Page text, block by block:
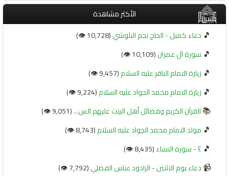
الأكثر مشاهدة
🎵 دعاء كميل - الحاج نجم البلوشي(10,728 👁️)
🎵 سورة آل عمران(10,109 👁️)
🎵 زيارة الامام الباقر عليه السلام(9,457 👁️)
🎵 زيارة الامام محمد الجواد عليه السلام(9,224 👁️)
📚القرآن الكريم وفضائل أهل البيت عليهم الس...(9,051 👁️)
🎵 مولد الامام محمد الجواد عليه السلام(8,743 👁️)
🎵 ٤ - سورة النساء (8,435 👁️)
📹دعاء يوم الاثنين - الرادود عباس الفضلي(7,792 👁️)